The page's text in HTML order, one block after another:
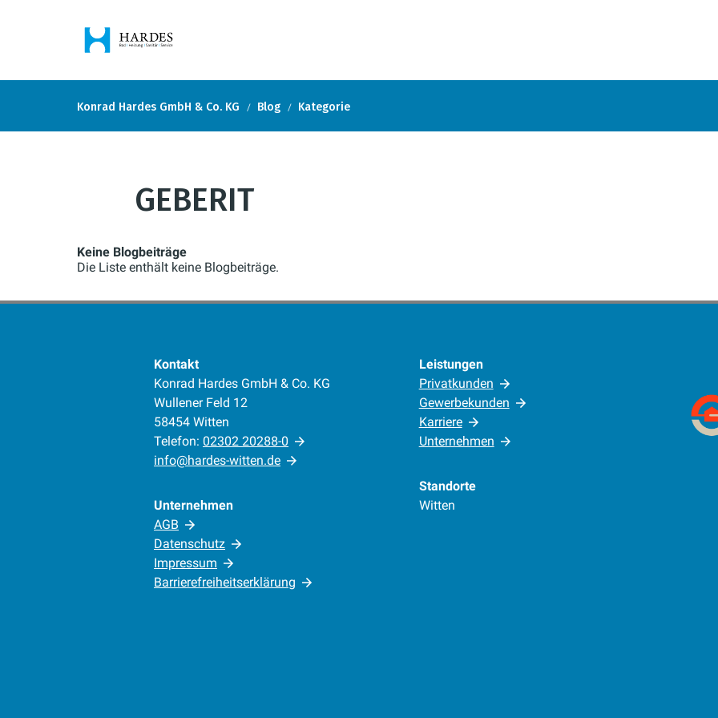
Konrad Hardes GmbH & Co. KG Blog Kategorie
GEBERIT
Keine Blogbeiträge
Die Liste enthält keine Blogbeiträge.
Kontakt
Konrad Hardes GmbH & Co. KG
Wullener Feld 12
58454 Witten
Telefon: 02302 20288-0
info@hardes-witten.de
Unternehmen
AGB
Datenschutz
Impressum
Barrierefreiheitserklärung
Leistungen
Privatkunden
Gewerbekunden
Karriere
Unternehmen
Standorte
Witten